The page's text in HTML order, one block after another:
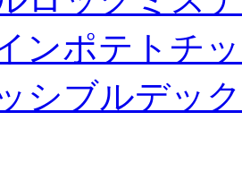
ンポテトチ
シブルデック